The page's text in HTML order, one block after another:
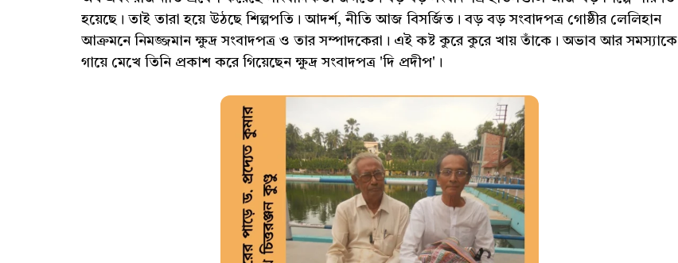
হয়েছে। তাই তারা হয়ে উঠছে শিল্পপতি। আদর্শ, নীতি আজ বিসর্জিত। বড় বড় সংবাদপত্র গোষ্ঠীর লেলিহান
আক্রমনে নিমজ্জমান ক্ষুদ্র সংবাদপত্র ও তার সম্পাদকেরা। এই কষ্ট কুরে কুরে খায় তাঁকে। অভাব আর সমস্যাকে
গায়ে মেখে তিনি প্রকাশ করে গিয়েছেন ক্ষুদ্র সংবাদপত্র 'দি প্রদীপ'।